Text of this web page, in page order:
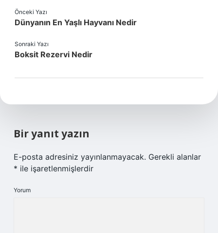
Önceki Yazı
Dünyanın En Yaşlı Hayvanı Nedir
Sonraki Yazı
Boksit Rezervi Nedir
Bir yanıt yazın
E-posta adresiniz yayınlanmayacak. Gerekli alanlar
* ile işaretlenmişlerdir
Yorum